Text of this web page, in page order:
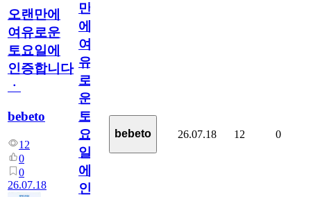
오랜만에
여유로운
토요일에
인증합니다
ㆍ
bebeto
12
0
0
26.07.18
만
에
여
유
로
운
토
요
일
에
인
bebeto 26.07.18 12 0